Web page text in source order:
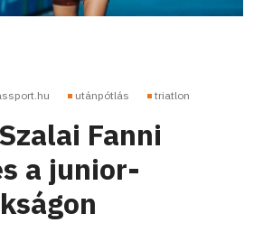
utánpótlás triatlon
Fanni
a junior-